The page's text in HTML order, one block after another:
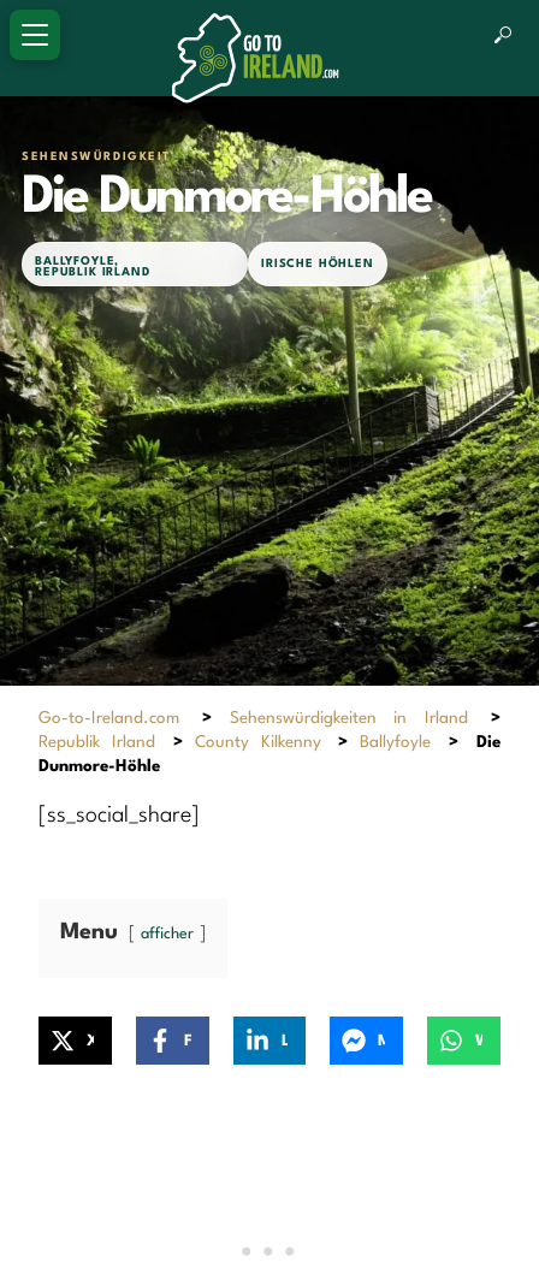
SEHENSWÜRDIGKEIT
Die Dunmore-Höhle
BALLYFOYLE,
REPUBLIK IRLAND
IRISCHE HÖHLEN
Go-to-Ireland.com > Sehenswürdigkeiten in Irland
>
Republik Irland
> County Kilkenny > Ballyfoyle >
Die
Dunmore-Höhle
[ss_social_share]
Menu afficher